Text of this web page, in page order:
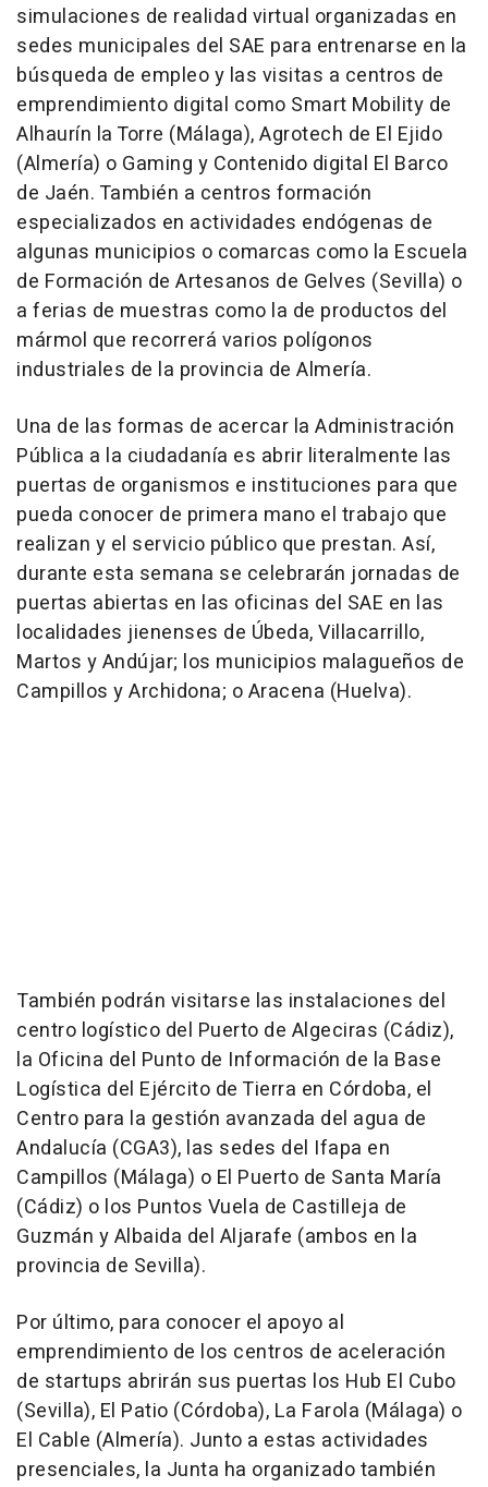
simulaciones de realidad virtual organizadas en
sedes municipales del SAE para entrenarse en la
búsqueda de empleo y las visitas a centros de
emprendimiento digital como Smart Mobility de
Alhaurín la Torre (Málaga), Agrotech de El Ejido
(Almería) o Gaming y Contenido digital El Barco
de Jaén. También a centros formación
especializados en actividades endógenas de
algunas municipios o comarcas como la Escuela
de Formación de Artesanos de Gelves (Sevilla) o
a ferias de muestras como la de productos del
mármol que recorrerá varios polígonos
industriales de la provincia de Almería.
Una de las formas de acercar la Administración
Pública a la ciudadanía es abrir literalmente las
puertas de organismos e instituciones para que
pueda conocer de primera mano el trabajo que
realizan y el servicio público que prestan. Así,
durante esta semana se celebrarán jornadas de
puertas abiertas en las oficinas del SAE en las
localidades jienenses de Úbeda, Villacarrillo,
Martos y Andújar; los municipios malagueños de
Campillos y Archidona; o Aracena (Huelva).
También podrán visitarse las instalaciones del
centro logístico del Puerto de Algeciras (Cádiz),
la Oficina del Punto de Información de la Base
Logística del Ejército de Tierra en Córdoba, el
Centro para la gestión avanzada del agua de
Andalucía (CGA3), las sedes del Ifapa en
Campillos (Málaga) o El Puerto de Santa María
(Cádiz) o los Puntos Vuela de Castilleja de
Guzmán y Albaida del Aljarafe (ambos en la
provincia de Sevilla).
Por último, para conocer el apoyo al
emprendimiento de los centros de aceleración
de startups abrirán sus puertas los Hub El Cubo
(Sevilla), El Patio (Córdoba), La Farola (Málaga) o
El Cable (Almería). Junto a estas actividades
presenciales, la Junta ha organizado también